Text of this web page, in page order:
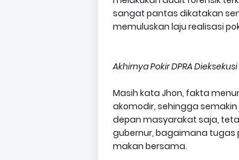
sangat pantas dikatakan
memuluskan laju realisasi
Akhirnya Pokir DPRA Dieksekusi
Masih kata Jhon, fakta
akomodir, sehingga
depan masyarakat saja,
gubernur, bagaimana tugas
makan bersama.